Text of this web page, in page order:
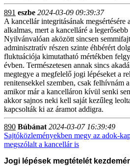
891 eszbe 2024-03-09 09:39:37
A kancellár integritásának megsértésére
alkalmas, mert a kancelláré a
Nyilvánvalóan aközött sincsen
adminisztratív részen szinte éhbérért
fluktuációja kimutatható mértékben
évben. Természetesen annak sincs
megtegye a megfelelő jogi lépéseket a
renitensekkel szemben, csak felhívnám
amikor már a kancelláron kívül senki
akkor sajnos neki kell saját kezűleg
kapcsolták ki az áramot addigra.
890 Búbánat 2024-03-07 16:39:49
Sajtóközleményekben megy az adok-
megszólalt a kancellár is
Jogi lépések megtételét